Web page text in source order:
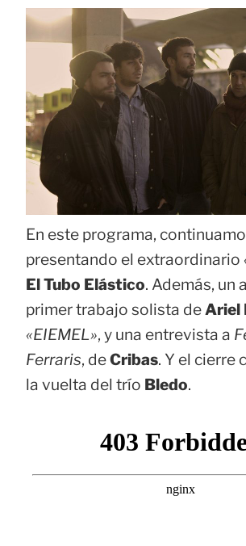
En este programa,
presentando el extraordinario
El Tubo Elástico. Además, un
primer trabajo solista deAriel
«EIEMEL», y una entrevista a
Ferraris, deCribas. Y el cierre
la vuelta del trío Bledo.